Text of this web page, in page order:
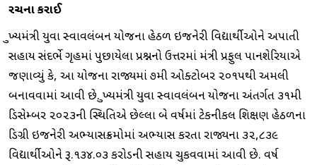
રચના કરાઈ
મુખ્યમંત્રી યુવા સ્વાવલંબન યોજના હેઠળ ઇજનેરી વિદ્યાર્થીઓને અપાતી
સહાય સંદર્ભે ગૃહમાં પુછાયેલા પ્રશ્નનો ઉત્તરમાં મંત્રી પ્રફુલ પાનશેરિયાએ
જણાવ્યું કે, આ યોજના રાજ્યમાં ૭મી ઓક્ટોબર ૨૦૧૫થી અમલી
બનાવવામાં આવી છે. મુખ્યમંત્રી યુવા સ્વાવલંબન યોજના અંતર્ગત ૩૧મી
ડિસેમ્બર ૨૦૨૩ની સ્થિતિએ છેલ્લા બે વર્ષમાં ટેકનીકલ શિક્ષણ હેઠળના
ડિગ્રી ઇજનેરી અભ્યાસક્રમોમાં અભ્યાસ કરતા રાજ્યના ૩૨,૮૩૯
વિદ્યાર્થીઓને રૂ.૧૩૪.૦૩ કરોડની સહાય ચુકવવામાં આવી છે. વર્ષ